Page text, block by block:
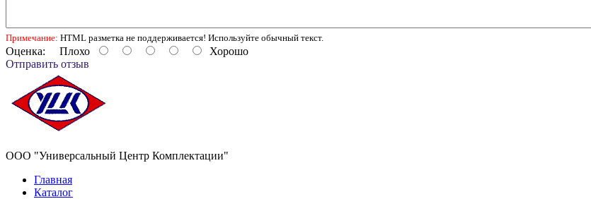
Примечание: HTML разметка не поддерживается! Используйте обычный текст.
Оценка: Плохо
Хорошо
Отправить отзыв
ООО "Универсальный Центр Комплектации"
Главная
Каталог